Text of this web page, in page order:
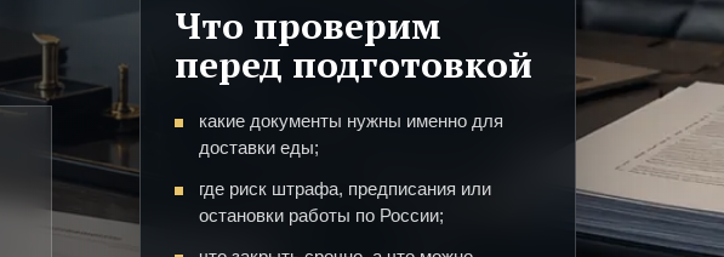
Что проверим
перед подготовкой
какие документы нужны именно для
доставки еды;
где риск штрафа, предписания или
остановки работы по России;